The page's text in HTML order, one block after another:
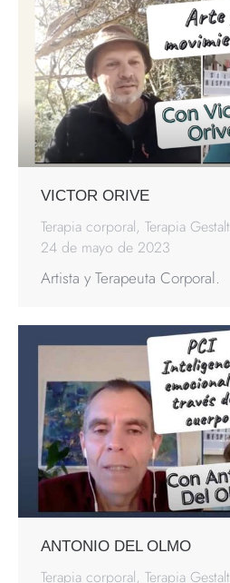
VICTOR ORIVE
Terapia corporal, Terapia Gestalt
24 de mayo de 2023
Artista y Terapeuta Corporal.
ANTONIO DEL OLMO
Terapia corporal, Terapia Gestalt